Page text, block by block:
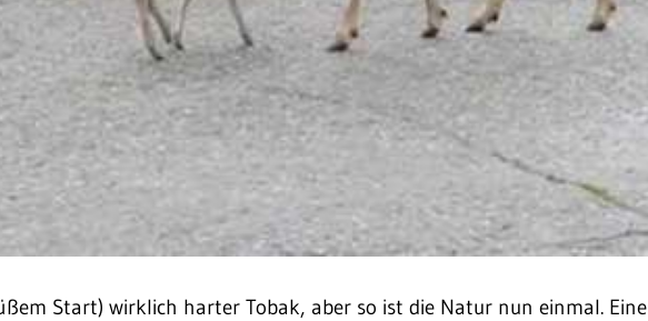
Start) wirklich harter Tobak, aber so ist die Natur nun einmal. Eine